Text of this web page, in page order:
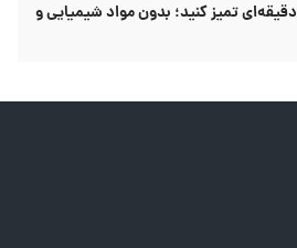
مایکروویو را با این ترفند ۵ دقیقه‌ای تمیز کنید؛ بدون مواد شیمیایی و